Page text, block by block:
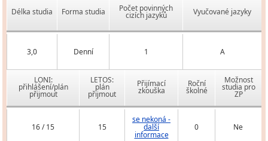
Délka studia Forma studia Počet povinných
cizích jazyků Vyučované jazyky
3,0 Denní 1 A
LONI:
přihlášení/plán
přijmout
LETOS:
plán
přijmout
Přijímací
zkouška
Roční
školné
Možnost
studia pro
ZP
16 / 15 15
se nekoná -
další
informace
0 Ne